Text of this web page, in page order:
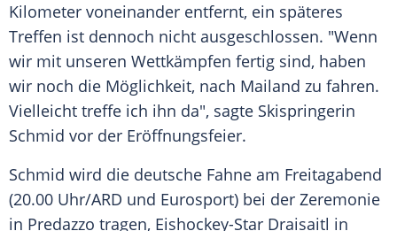
Kilometer voneinander entfernt, ein späteres
Treffen ist dennoch nicht ausgeschlossen. "Wenn
wir mit unseren Wettkämpfen fertig sind, haben
wir noch die Möglichkeit, nach Mailand zu fahren.
Vielleicht treffe ich ihn da", sagte Skispringerin
Schmid vor der Eröffnungsfeier.
Schmid wird die deutsche Fahne am Freitagabend
(20.00 Uhr/ARD und Eurosport) bei der Zeremonie
in Predazzo tragen, Eishockey-Star Draisaitl in